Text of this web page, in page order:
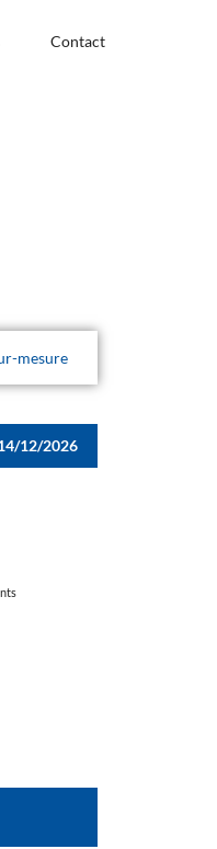
Contact
mesure
12/2026